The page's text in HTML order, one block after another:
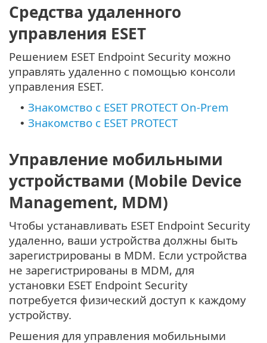
Средства удаленного
управления ESET
Решением ESET Endpoint Security можно
управлять удаленно с помощью консоли
управления ESET.
• Знакомство с ESET PROTECT On-Prem
• Знакомство с ESET PROTECT
Управление мобильными
устройствами (Mobile Device
Management, MDM)
Чтобы устанавливать ESET Endpoint Security
удаленно, ваши устройства должны быть
зарегистрированы в MDM. Если устройства
не зарегистрированы в MDM, для
установки ESET Endpoint Security
потребуется физический доступ к каждому
устройству.
Решения для управления мобильными